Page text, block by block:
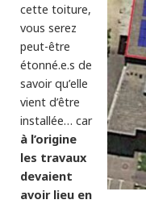
cette toiture,
vous serez
peut-être
étonné.e.s de
savoir qu’elle
vient d’être
installée… car
à l’origine
les travaux
devaient
avoir lieu en